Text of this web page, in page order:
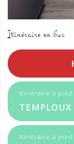
Itinéraire en bus
Itinéraire à
Itinéraire à